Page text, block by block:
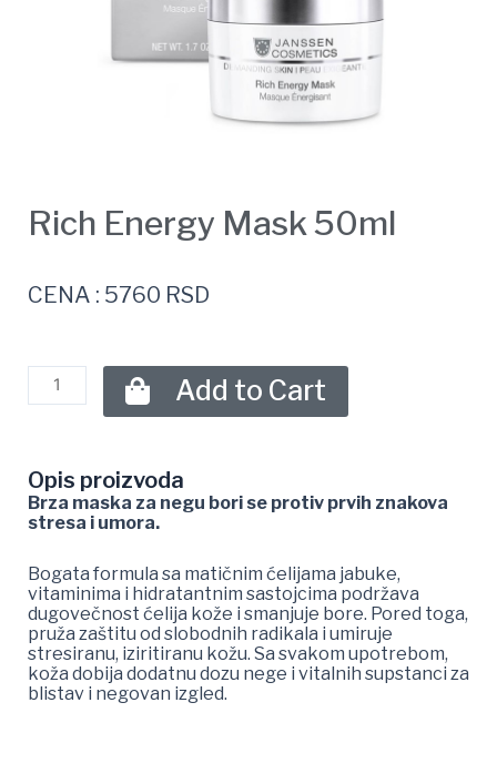
Rich Energy Mask 50ml
CENA : 5760 RSD
Add to Cart
Opis proizvoda
Brza maska za negu bori se protiv prvih znakova
stresa i umora.
Bogata formula sa matičnim ćelijama jabuke,
vitaminima i hidratantnim sastojcima podržava
dugovečnost ćelija kože i smanjuje bore. Pored toga,
pruža zaštitu od slobodnih radikala i umiruje
stresiranu, iziritiranu kožu. Sa svakom upotrebom,
koža dobija dodatnu dozu nege i vitalnih supstanci za
blistav i negovan izgled.